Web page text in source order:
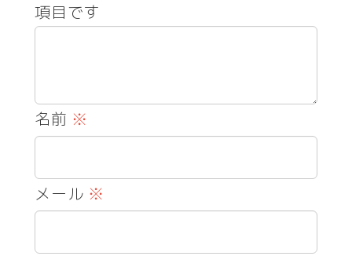
項目です
名前 ※
メール ※